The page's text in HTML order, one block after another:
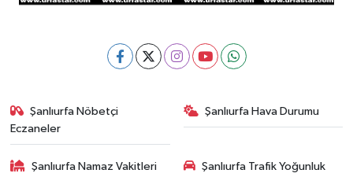
Şanlıurfa Nöbetçi
Eczaneler
Şanlıurfa Hava Durumu
Şanlıurfa Namaz Vakitleri
Şanlıurfa Trafik Yoğunluk